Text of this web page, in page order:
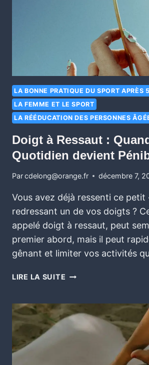
LA BONNE PRATIQUE DU SPORT APRÈS
LA FEMME ET LE SPORT
LA RÉÉDUCATION DES PERSONNES
Doigt à Ressaut :
Quotidien devient
Parcdelong@orange.fr décembre 7,
Vous avez déjà ressenti ce petit
redressant un de vos doigts ?
appelé doigt à ressaut, peut
premier abord, mais il peut
gênant et limiter vos activités
LIRE LA SUITE